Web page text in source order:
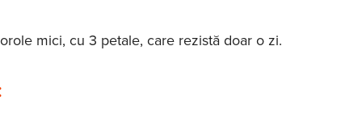
mici, cu 3 petale, care rezistă doar o zi.